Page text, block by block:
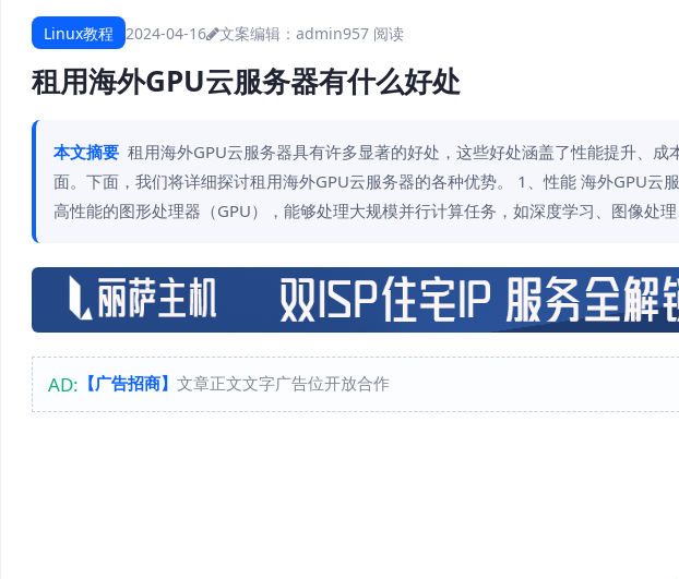
Linux教程 2024-04-16 文案编辑：admin957 阅读
租用海外GPU云服务器有什么好处
本文摘要 租用海外GPU云服务器具有许多显著的好处，这些好处涵盖了性能提升、
面。下面，我们将详细探讨租用海外GPU云服务器的各种优势。 1、性能 海外GPU云
高性能的图形处理器（GPU），能够处理大规模并行计算任务，如深度学习、图像处理
AD: 【广告招商】 文章正文文字广告位开放合作